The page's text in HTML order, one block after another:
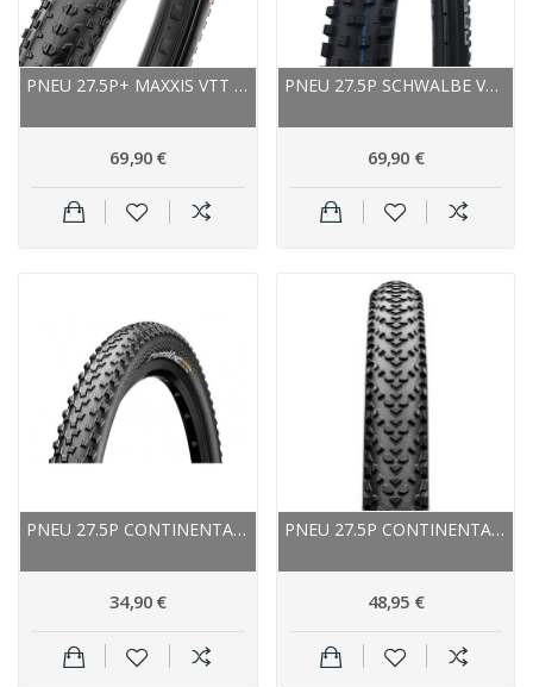
PNEU 27.5P+ MAXXIS VTT IKON+ EXO TR TUBELESS...
69,90 €
PNEU 27.5P SCHWALBE VTT NOBBY NIC EVO...
69,90 €
PNEU 27.5P CONTINENTAL VTT X-KING PERFORMANCE...
34,90 €
PNEU 27.5P CONTINENTAL VTT SPEED KING II RS...
48,95 €